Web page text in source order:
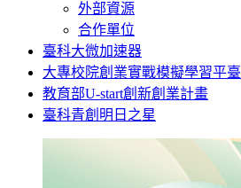
外部資源
合作單位
臺科大微加速器
大專校院創業實戰模擬學習平臺
教育部U-start創新創業計畫
臺科青創明日之星